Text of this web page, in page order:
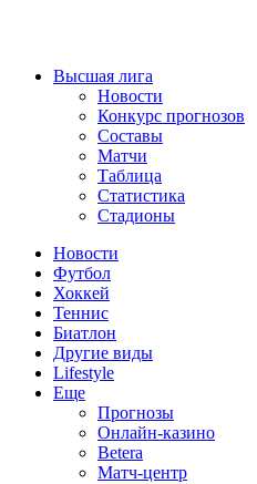
Высшая лига
Новости
Конкурс прогнозов
Составы
Матчи
Таблица
Статистика
Стадионы
Новости
Футбол
Хоккей
Теннис
Биатлон
Другие виды
Lifestyle
Еще
Прогнозы
Онлайн-казино
Betera
Матч-центр